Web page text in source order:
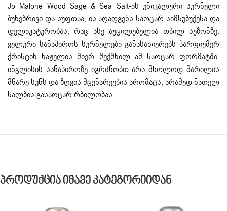
Jo Malone Wood Sage & Sea Salt-ის უნიკალური სურნელი
ბუნებრივი და სუფთაა, ის აღადგენს საოცარ სიმსუბუქესა და
დელიკატურობას, რაც ასე აუცილებელია თბილ სეზონზე.
ველური სანაპიროს სურნელები განასახიერებს პარფიუმერ
ქრისტინ ნაჟელის მიერ შექმნილ ამ საოცარ ფორმატში.
ინგლისის სანაპიროზე იგრძნობთ არა მხოლოდ მარილის
მწარე სუნს და ზღვის მცენარეების არომატს, არამედ ნათელ
სალბის გასაოცარ რბილობას.
Პროდუქცია Იმავე Კატეგორიიდან